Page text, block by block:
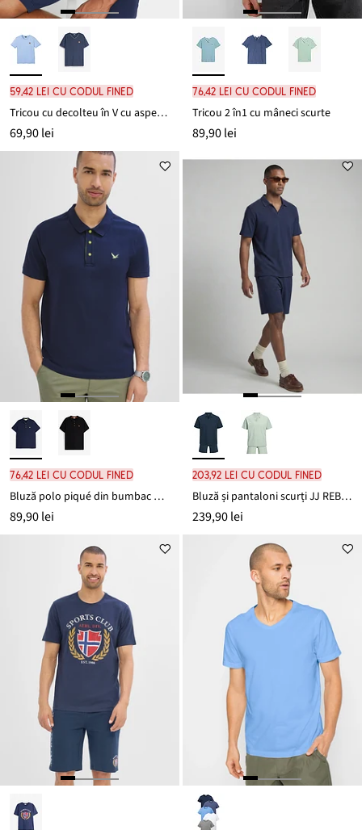
59,42 lei cu codul FINED
Tricou cu decolteu în V cu aspect dublat
69,90 lei
76,42 lei cu codul FINED
Tricou 2 în1 cu mâneci scurte
89,90 lei
76,42 lei cu codul FINED
Bluză polo piqué din bumbac organic 100%
89,90 lei
203,92 lei cu codul FINED
Bluză și pantaloni scurți JJ REBEL (set/2 piese)
239,90 lei